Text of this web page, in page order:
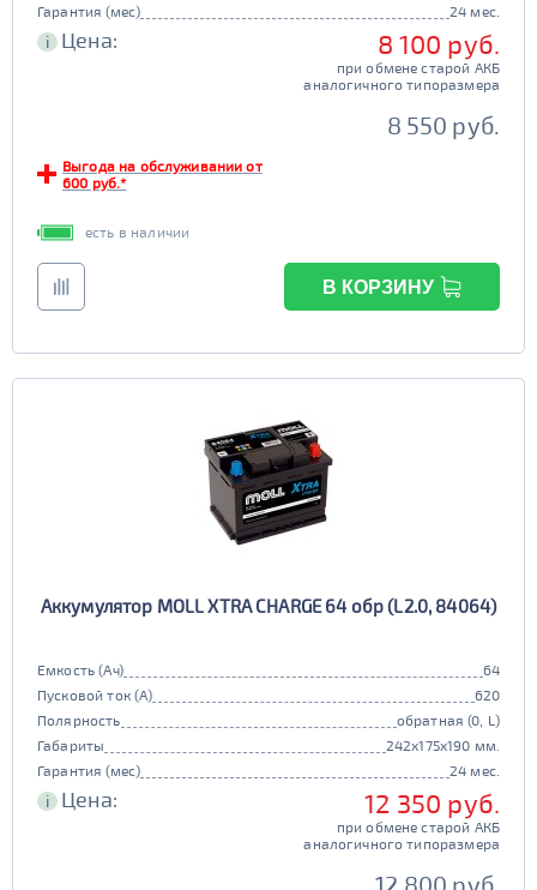
Гарантия (мес)
24 мес.
i Цена: 8 100 руб.
при обмене старой АКБ
аналогичного типоразмера
8 550 руб.
Выгода на обслуживании от
600 руб.*
есть в наличии
В КОРЗИНУ
Аккумулятор MOLL XTRA CHARGE 64 обр (L2.0, 84064)
Емкость (Ач)
64
Пусковой ток (А)
620
Полярность
обратная (0, L)
Габариты
242x175x190 мм.
Гарантия (мес)
24 мес.
i Цена: 12 350 руб.
при обмене старой АКБ
аналогичного типоразмера
12 800 руб.